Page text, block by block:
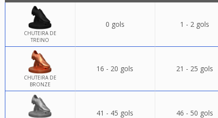
CHUTEIRA DE
TREINO
0 gols 1 - 2 gols
CHUTEIRA DE
BRONZE
16 - 20 gols 21 - 25 gols
41 - 45 gols 46 - 50 gols